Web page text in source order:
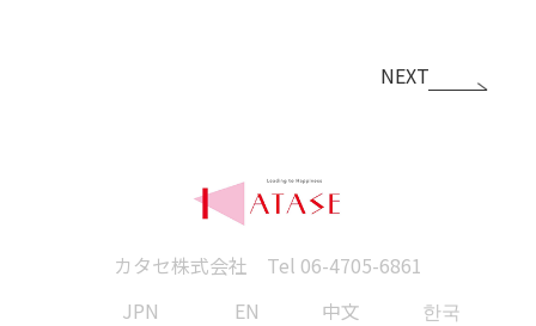
NEXT
カタセ株式会社 Tel 06-4705-6861
JPN
EN 中文 한국